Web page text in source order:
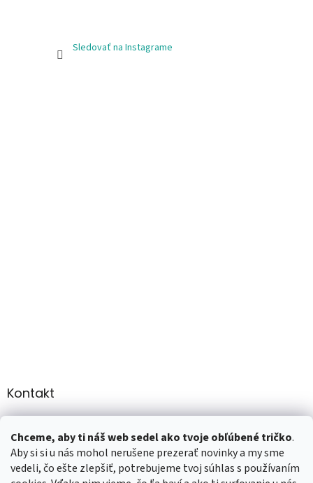
Chceme, aby ti náš web sedel ako tvoje obľúbené tričko.
Aby si si u nás mohol nerušene prezerať novinky a my sme
vedeli, čo ešte zlepšiť, potrebujeme tvoj súhlas s používaním
Sledovať na Instagrame
Kontakt
+421 907947783